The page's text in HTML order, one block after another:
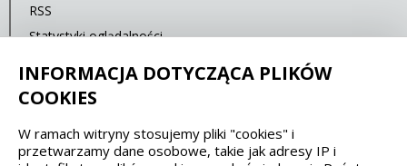
RSS
Statystyki oglądalności
Spełniamy standardy dostępności oraz W3C
INFORMACJA DOTYCZĄCA PLIKÓW
COOKIES
W ramach witryny stosujemy pliki "cookies" i
przetwarzamy dane osobowe, takie jak adresy IP i